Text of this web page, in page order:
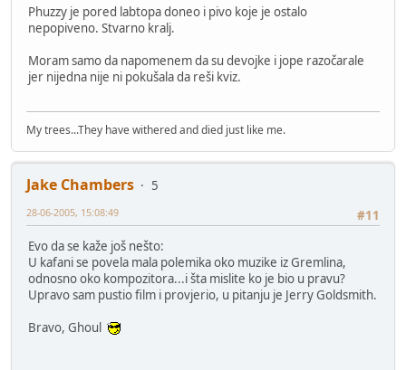
Phuzzy je pored labtopa doneo i pivo koje je ostalo
nepopiveno. Stvarno kralj.
Moram samo da napomenem da su devojke i jope razočarale
jer nijedna nije ni pokušala da reši kviz.
My trees...They have withered and died just like me.
Jake Chambers
5
#11
28-06-2005, 15:08:49
Evo da se kaže još nešto:
U kafani se povela mala polemika oko muzike iz Gremlina,
odnosno oko kompozitora...i šta mislite ko je bio u pravu?
Upravo sam pustio film i provjerio, u pitanju je Jerry Goldsmith.
Bravo, Ghoul